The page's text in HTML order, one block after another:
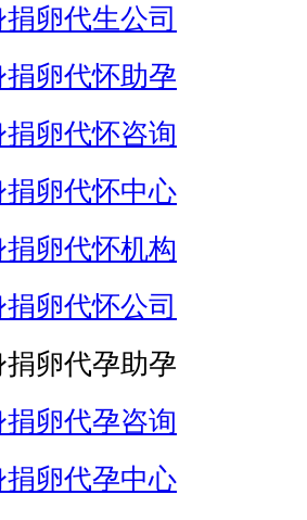
卵代生公司
捐卵代怀助孕
捐卵代怀咨询
捐卵代怀中心
捐卵代怀机构
卵代怀公司
捐卵代孕助孕
捐卵代孕咨询
捐卵代孕中心